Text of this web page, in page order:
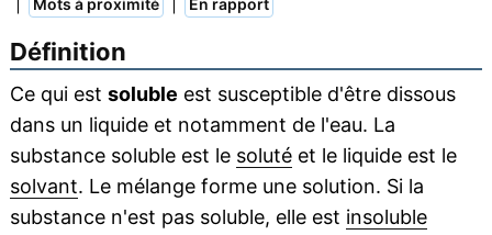
Mots à proximité En rapport
Définition
Ce qui est soluble est susceptible d'être dissous
dans un liquide et notamment de l'eau. La
substance soluble est le solutéet le liquide est le
solvant. Le mélange forme une solution. Si la
substance n'est pas soluble, elle est insoluble